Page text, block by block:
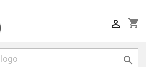
shopping_cart

